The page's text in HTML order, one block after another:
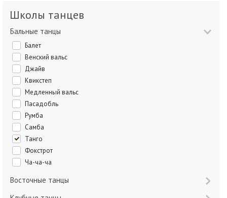
Школы танцев
Бальные танцы
Балет
Венский вальс
Джайв
Квикстеп
Медленный вальс
Пасадобль
Румба
Самба
Танго
Фокстрот
Ча-ча-ча
Восточные танцы